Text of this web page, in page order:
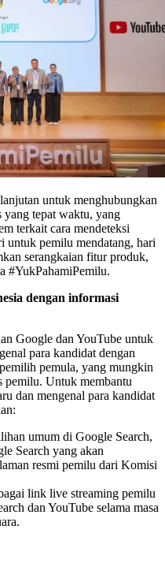
untuk menghubungkan
tepat waktu, yang
terkait cara mendeteksi
untuk pemilu mendatang, hari
serangkaian fitur produk,
#YukPahamiPemilu.
dengan informasi
Google dan YouTube untuk
para kandidat dengan
pemula, yang mungkin
pemilu. Untuk membantu
dan mengenal para kandidat
umum di Google Search,
Search yang akan
resmi pemilu dari Komisi
link live streaming pemilu
dan YouTube selama masa